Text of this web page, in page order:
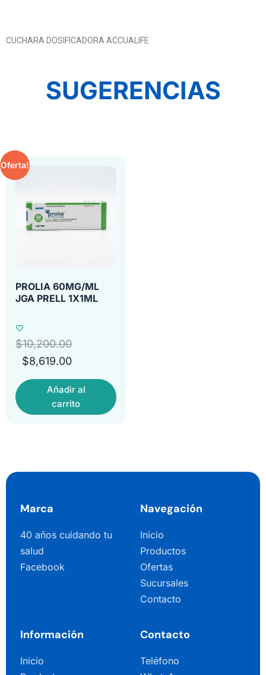
CUCHARA DOSIFICADORA ACCUALIFE
SUGERENCIAS
Oferta!
PROLIA 60MG/ML
JGA PRELL 1X1ML
$10,200.00
$8,619.00
Añadir al
carrito
Marca
40 años cuidando tu
salud
Facebook
Navegación
Inicio
Productos
Ofertas
Sucursales
Contacto
Información
Inicio
Contacto
Teléfono